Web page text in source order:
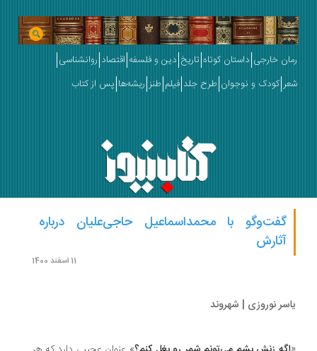
خارجی داستان کوتاه تاریخ دین و فلسفه اقتصاد روانشناسی
کودک و نوجوان طرح جلد فیلم طنز ریشه‌ها پس از کتاب
گفت‌وگو با محمداسماعیل حاجی‌علیان درباره
آثارش
نوروزی | شهروند